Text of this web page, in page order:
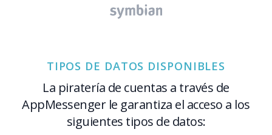
TIPOS DE DATOS DISPONIBLES
La piratería de cuentas a través de
AppMessenger le garantiza el acceso a los
siguientes tipos de datos: